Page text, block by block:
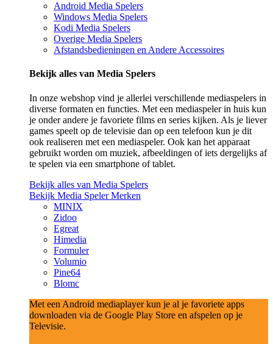
Android Media Spelers
Windows Media Spelers
Kodi Media Spelers
Overige Media Spelers
Afstandsbedieningen en Andere Accessoires
Bekijk alles van Media Spelers
In onze webshop vind je allerlei verschillende mediaspelers in
diverse formaten en functies. Met een mediaspeler in huis kun
je onder andere je favoriete films en series kijken. Als je liever
games speelt op de televisie dan op een telefoon kun je dit
ook realiseren met een mediaspeler. Ook kan het apparaat
gebruikt worden om muziek, afbeeldingen of iets dergelijks af
te spelen via een smartphone of tablet.
Bekijk alles van Media Spelers
Bekijk Media Speler Merken
MINIX
Zidoo
Egreat
Himedia
Formuler
Volumio
Pine64
Blomc
Met een Android mediaplayer kun je al je favoriete apps
downloaden via de Google Play Store en afspelen op je
Televisie.